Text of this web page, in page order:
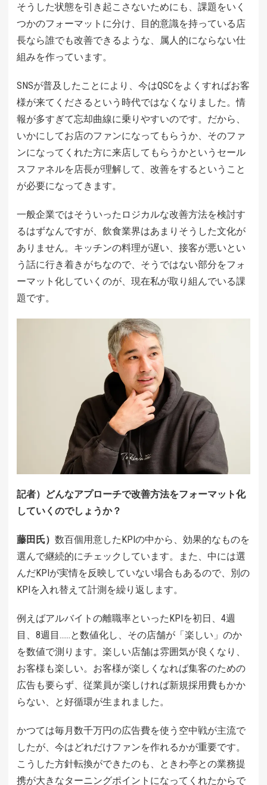
そうした状態を引き起こさないためにも、課題をいく
つかのフォーマットに分け、目的意識を持っている店
長なら誰でも改善できるような、属人的にならない仕
組みを作っています。
SNSが普及したことにより、今はQSCをよくすればお客
様が来てくださるという時代ではなくなりました。情
報が多すぎて忘却曲線に乗りやすいのです。だから、
いかにしてお店のファンになってもらうか、そのファ
ンになってくれた方に来店してもらうかというセール
スファネルを店長が理解して、改善をするということ
が必要になってきます。
一般企業ではそういったロジカルな改善方法を検討す
るはずなんですが、飲食業界はあまりそうした文化が
ありません。キッチンの料理が遅い、接客が悪いとい
う話に行き着きがちなので、そうではない部分をフォ
ーマット化していくのが、現在私が取り組んでいる課
題です。
記者）どんなアプローチで改善方法をフォーマット化
していくのでしょうか？
藤田氏） 数百個用意したKPIの中から、効果的なものを
選んで継続的にチェックしています。また、中には選
んだKPIが実情を反映していない場合もあるので、別の
KPIを入れ替えて計測を繰り返します。
例えばアルバイトの離職率といったKPIを初日、4週
目、8週目……と数値化し、その店舗が「楽しい」のか
を数値で測ります。楽しい店舗は雰囲気が良くなり、
お客様も楽しい。お客様が楽しくなれば集客のための
広告も要らず、従業員が楽しければ新規採用費もかか
らない、と好循環が生まれました。
かつては毎月数千万円の広告費を使う空中戦が主流で
したが、今はどれだけファンを作れるかが重要です。
こうした方針転換ができたのも、ときわ亭との業務提
携が大きなターニングポイントになってくれたからで